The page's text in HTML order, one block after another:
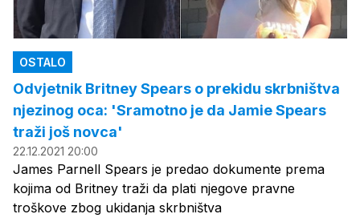
OSTALO
Odvjetnik Britney Spears o prekidu skrbništva
njezinog oca: 'Sramotno je da Jamie Spears
traži još novca'
22.12.2021 20:00
James Parnell Spears je predao dokumente prema
kojima od Britney traži da plati njegove pravne
troškove zbog ukidanja skrbništva